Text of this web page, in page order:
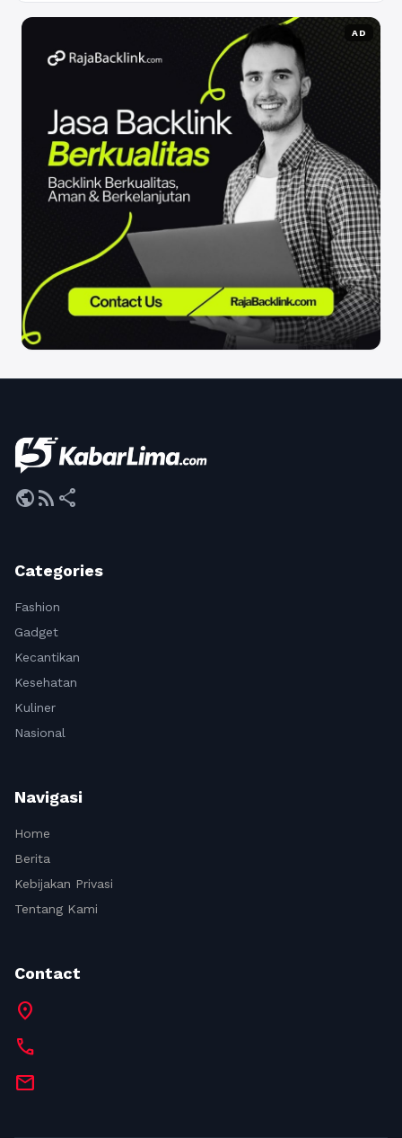
AD
publicrss_feed share
Categories
Fashion
Gadget
Kecantikan
Kesehatan
Kuliner
Nasional
Navigasi
Home
Berita
Kebijakan Privasi
Tentang Kami
Contact
location_on
call
mail